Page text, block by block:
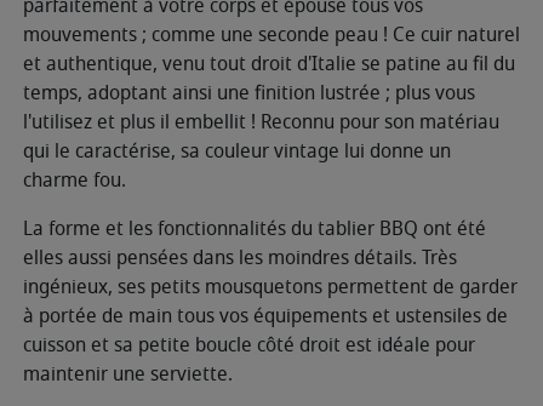
parfaitement à votre corps et épouse tous vos
mouvements ; comme une seconde peau ! Ce cuir naturel
et authentique, venu tout droit d'Italie se patine au fil du
temps, adoptant ainsi une finition lustrée ; plus vous
l'utilisez et plus il embellit ! Reconnu pour son matériau
qui le caractérise, sa couleur vintage lui donne un
charme fou.
La forme et les fonctionnalités du tablier BBQ ont été
elles aussi pensées dans les moindres détails. Très
ingénieux, ses petits mousquetons permettent de garder
à portée de main tous vos équipements et ustensiles de
cuisson et sa petite boucle côté droit est idéale pour
maintenir une serviette.